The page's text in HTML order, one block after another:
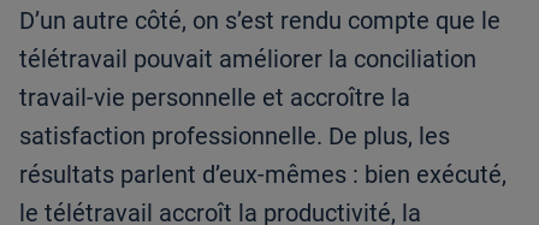
D’un autre côté, on s’est rendu compte que le
télétravail pouvait améliorer la conciliation
travail-vie personnelle et accroître la
satisfaction professionnelle. De plus, les
résultats parlent d’eux-mêmes : bien exécuté,
le télétravail accroît la productivité, la